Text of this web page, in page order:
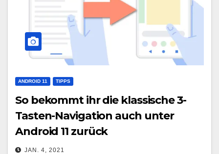
ANDROID 11 TIPPS
So bekommt ihr die klassische 3-
Tasten-Navigation auch unter
Android 11 zurück
JAN. 4, 2021